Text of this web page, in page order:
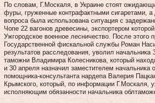
По словам, Г.Москаля, в Украине стоят
фуры, груженные контрафактными сигаретами, а
вопроса была использована ситуация с
Чопе 22 вагонов древесины, экспортером
Ужгородское военное лесничество. После этого
Государственной фискальной службы Роман
результатов расследования, уволил начальника
таможни Владимира Колесникова, который
и 30 апреля назначил заместителем начальника
помощника-консультанта нардепа Валерия
Крымского, который, по информации Г.Москаля,
исполняющим обязанности начальника